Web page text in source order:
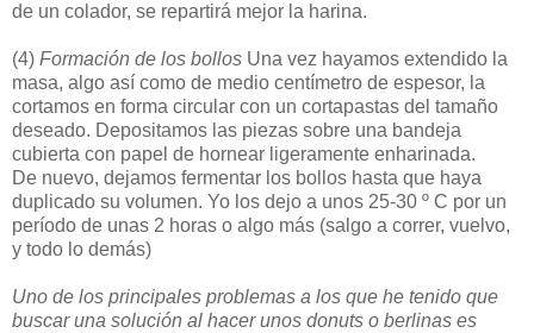
de un colador, se repartirá mejor la harina.
(4) Formación de los bollos Una vez hayamos extendido la
masa, algo así como de medio centímetro de espesor, la
cortamos en forma circular con un cortapastas del tamaño
deseado. Depositamos las piezas sobre una bandeja
cubierta con papel de hornear ligeramente enharinada.
De nuevo, dejamos fermentar los bollos hasta que haya
duplicado su volumen. Yo los dejo a unos 25-30 º C por un
período de unas 2 horas o algo más (salgo a correr, vuelvo,
y todo lo demás)
Uno de los principales problemas a los que he tenido que
buscar una solución al hacer unos donuts o berlinas es